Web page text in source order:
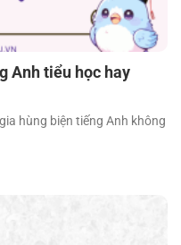
Anh tiểu học hay
hùng biện tiếng Anh không